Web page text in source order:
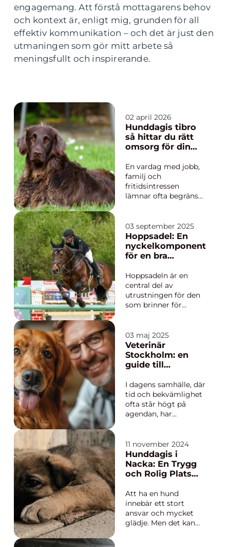
engagemang. Att förstå mottagarens behov
och kontext är, enligt mig, grunden för all
effektiv kommunikation – och det är just den
utmaningen som gör mitt arbete så
meningsfullt och inspirerande.
02 april 2026
Hunddagis tibro
så hittar du rätt
omsorg för din
En vardag med jobb,
familj och
fritidsintressen
lämnar ofta begränsat
mitt på dagen. Många
hundägare i Tibro
söker därför en trygg
och professionell
fyrbenta vän. Ett
välskött Hunddagis
Tibro kan ge hunden
b...
03 september 2025
Hoppsadel: En
nyckelkomponent
för en bra
Hoppsadeln är en
central del av
utrustningen för den
som brinner för
hästens och ryttarens
prestation och
komfort, är denna
sadel väsentlig för att
03 maj 2025
Veterinär
Stockholm: en
guide till
djurvård i
hemmet
I dagens samhälle, där
tid och bekvämlighet
ofta står högt på
agendan, har
veterinärer fått ett
uppsving. Särskilt i
storstadsregioner
som Stockholm med
11 november 2024
Hunddagis i
Nacka: En Trygg
och Rolig Plats
Att ha en hund
innebär ett stort
ansvar och mycket
glädje. Men det kan